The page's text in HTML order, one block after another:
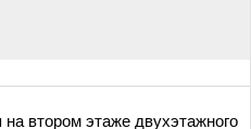
втором этаже двухэтажного